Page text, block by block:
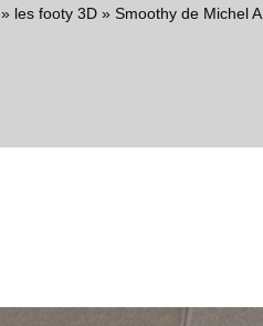
» les footy 3D » Smoothy de Michel A